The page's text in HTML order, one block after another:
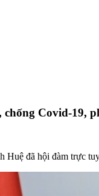
chống Covid-19,
đã hội đàm trực